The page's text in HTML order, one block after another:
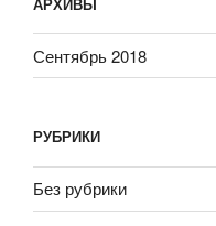
Сентябрь 2018
РУБРИКИ
Без рубрики